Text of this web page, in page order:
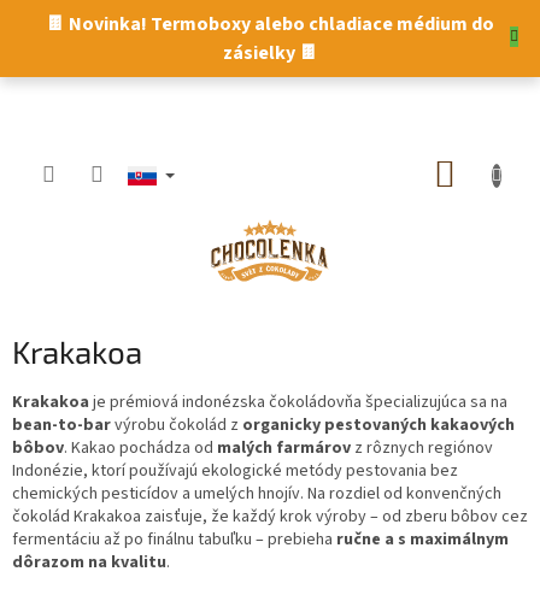
🍫 Novinka! Termoboxy alebo chladiace médium do
zásielky 🍫
Krakakoa
Krakakoa je prémiová indonézska čokoládovňa špecializujúca sa na
bean-to-barvýrobu čokolád z organicky pestovaných kakaových
bôbov. Kakao pochádza od malých farmárov z rôznych regiónov
Indonézie, ktorí používajú ekologické metódy pestovania bez
chemických pesticídov a umelých hnojív. Na rozdiel od konvenčných
čokolád Krakakoa zaisťuje, že každý krok výroby – od zberu bôbov cez
fermentáciu až po finálnu tabuľku – prebieha ručne a s maximálnym
dôrazom na kvalitu.